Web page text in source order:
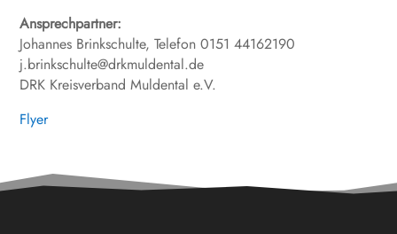
Ansprechpartner:
Johannes Brinkschulte, Telefon 0151 44162190
j.brinkschulte@drkmuldental.de
DRK Kreisverband Muldental e.V.
Flyer